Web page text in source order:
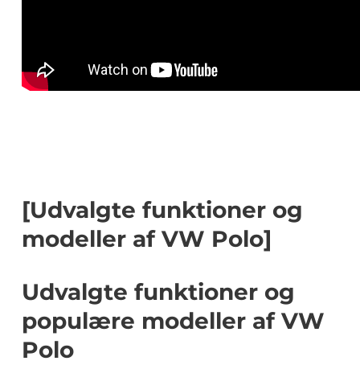
[Udvalgte funktioner og
modeller af VW Polo]
Udvalgte funktioner og
populære modeller af VW
Polo